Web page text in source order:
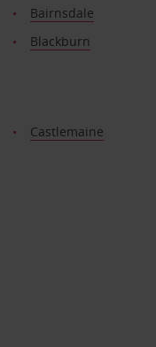
Bairnsdale
Blackburn
Castlemaine